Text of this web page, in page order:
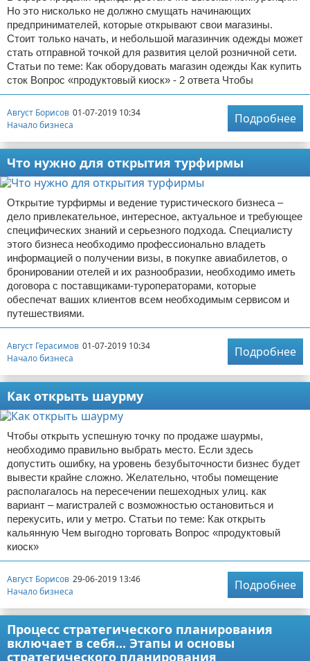
Но это нисколько не должно смущать начинающих
предпринимателей, которые открывают свои магазины.
Стоит только начать, и небольшой магазинчик одежды может
стать отправной точкой для развития целой розничной сети.
Статьи по теме: Как оборудовать магазин одежды Как купить
сток Вопрос «продуктовый киоск» - 2 ответа Чтобы
Август Борисов 01-07-2019 10:34
Начало бизнеса
Подробнее
Что нужно для открытия турфирмы
Открытие турфирмы и ведение туристического бизнеса –
дело привлекательное, интересное, актуальное и требующее
специфических знаний и серьезного подхода. Специалисту
этого бизнеса необходимо профессионально владеть
информацией о получении визы, в покупке авиабилетов, о
бронировании отелей и их разнообразии, необходимо иметь
договора с поставщиками-туроператорами, которые
обеспечат ваших клиентов всем необходимым сервисом и
путешествиями.
Август Герасимов 01-07-2019 10:34
Начало бизнеса
Подробнее
Как открыть шаурму
Чтобы открыть успешную точку по продаже шаурмы,
необходимо правильно выбрать место. Если здесь
допустить ошибку, на уровень безубыточности бизнес будет
вывести крайне сложно. Желательно, чтобы помещение
располагалось на пересечении пешеходных улиц. как
вариант – магистралей с возможностью остановиться и
перекусить, или у метро. Статьи по теме: Как открыть
кальянную Чем выгодно торговать Вопрос «продуктовый
киоск»
Август Борисов 29-06-2019 13:46
Начало бизнеса
Подробнее
Процесс стратегического планирования
включает в себя... Этапы и основы
стратегического планирования